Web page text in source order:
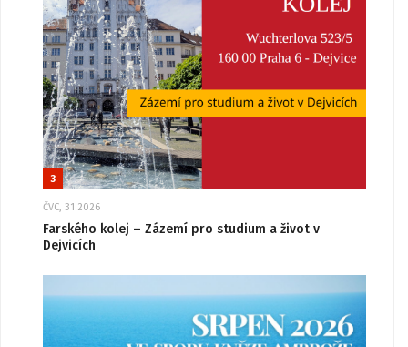
3
ČVC, 31 2026
Farského kolej – Zázemí pro studium a život v
Dejvicích